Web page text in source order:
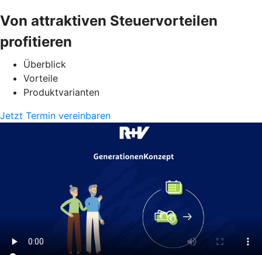
Von attraktiven Steuervorteilen
profitieren
Überblick
Vorteile
Produktvarianten
Jetzt Termin vereinbaren